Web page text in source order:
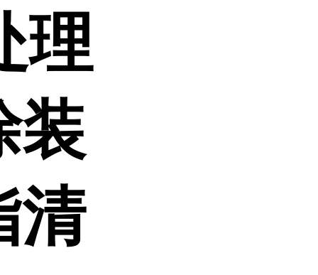
理
装
清